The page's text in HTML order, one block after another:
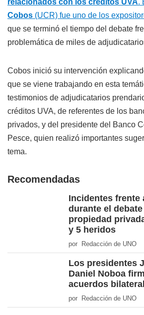
relacionados con los créditos UVA.
Cobos (UCR) fue uno de los
que se terminó el tiempo del debate
problemática de miles de
Cobos inició su intervención
que se viene trabajando en esta
testimonios de adjudicatarios
créditos UVA, de referentes de los
privados, y del presidente del Banco
Pesce, quien realizó importantes
tema.
Recomendadas
Incidentes frente
durante el
propiedad
y 5 heridos
por Redacción de UNO
Los presidentes
Daniel Noboa
acuerdos
por Redacción de UNO